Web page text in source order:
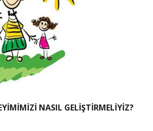
NASIL GELİŞTİRMELİYİZ?